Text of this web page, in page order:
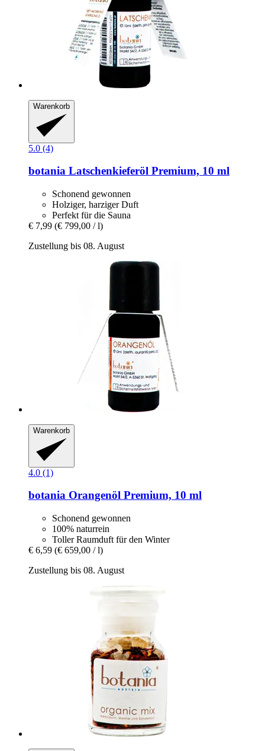
Warenkorb
5.0 (4)
botania Latschenkieferöl Premium, 10 ml
Schonend gewonnen
Holziger, harziger Duft
Perfekt für die Sauna
€ 7,99 (€ 799,00 / l)
Zustellung bis 08. August
Warenkorb
4.0 (1)
botania Orangenöl Premium, 10 ml
Schonend gewonnen
100% naturrein
Toller Raumduft für den Winter
€ 6,59 (€ 659,00 / l)
Zustellung bis 08. August